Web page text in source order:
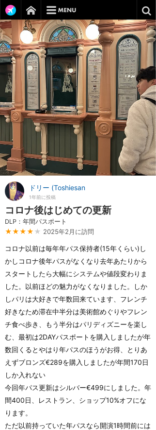
ドリー (Toshiesan
1年前に投稿
コロナ後はじめての更新
DLP：年間パスポート
★★★★ ★ 2025年2月に訪問
コロナ以前は毎年年パス保持者(15年くらい)し
かしコロナ後年パスがなくなり去年あたりから
スタートしたら大幅にシステムや値段変わりま
した。以前ほどの魅力がなくなりました。しか
しパリは大好きで年数回来ています、フレンチ
好きなため滞在中半分は美術館めぐりやフレン
チ食べ歩き、もう半分はパリディズニーを楽し
む、最初は2DAYパスポートを購入しましたが年
数回くるとやはり年パスのほうがお得、とりあ
えずブロンズ€289を購入しましたが年間170日
しか入れない
今回年パス更新はシルバー€499にしました。年
間400日、レストラン、ショップ10%オフにな
ります。
ただ以前持っていた年パスなら開演1時間前には